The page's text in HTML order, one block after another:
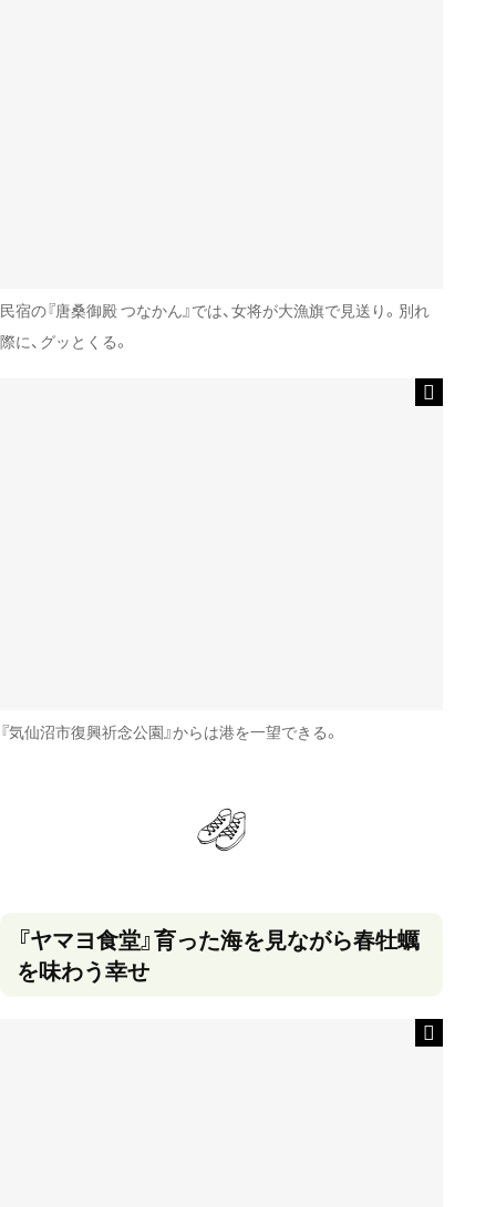
民宿の『唐桑御殿 つなかん』では、女将が大漁旗で見送り。別れ
際に、グッとくる。
『気仙沼市復興祈念公園』からは港を一望できる。
『ヤマヨ食堂』育った海を見ながら春牡蠣
を味わう幸せ